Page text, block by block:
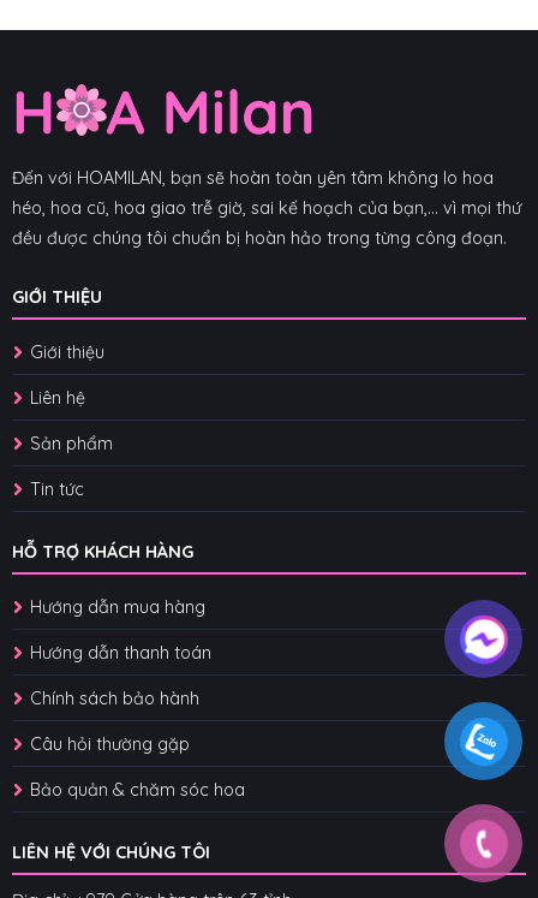
Đến với HOAMILAN, bạn sẽ hoàn toàn yên tâm không lo hoa
héo, hoa cũ, hoa giao trễ giờ, sai kế hoạch của bạn,... vì mọi thứ
đều được chúng tôi chuẩn bị hoàn hảo trong từng công đoạn.
GIỚI THIỆU
Giới thiệu
Liên hệ
Sản phẩm
Tin tức
HỖ TRỢ KHÁCH HÀNG
Hướng dẫn mua hàng
Hướng dẫn thanh toán
Chính sách bảo hành
Câu hỏi thường gặp
Bảo quản & chăm sóc hoa
LIÊN HỆ VỚI CHÚNG TÔI